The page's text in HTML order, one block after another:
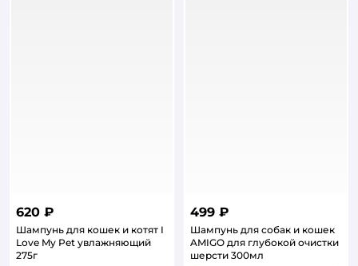
620 ₽
Шампунь для кошек и котят I
Love My Pet увлажняющий
275г
499 ₽
Шампунь для собак и кошек
AMIGO для глубокой очистки
шерсти 300мл